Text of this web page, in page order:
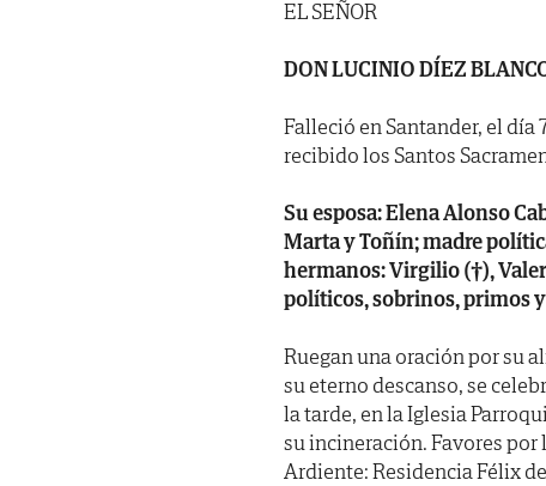
EL SEÑOR
DON LUCINIO DÍEZ
Falleció en Santander, el día
recibido los Santos
Su esposa: Elena Alonso
Marta y Toñín; madre
hermanos: Virgilio (†),
políticos, sobrinos, primos
Ruegan una oración por su
su eterno descanso, se
la tarde, en la Iglesia
su incineración. Favores
Ardiente: Residencia Félix